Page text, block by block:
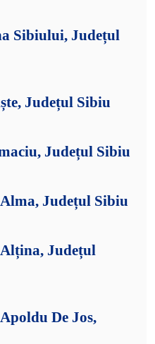
Sibiului, Județul
Județul Sibiu
Județul Sibiu
Județul Sibiu
Județul
De Jos,